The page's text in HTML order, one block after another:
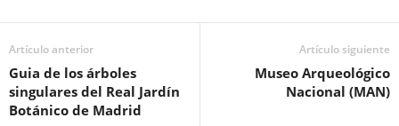
Artículo anterior
Guia de los árboles
singulares del Real Jardín
Botánico de Madrid
Artículo siguiente
Museo Arqueológico
Nacional (MAN)